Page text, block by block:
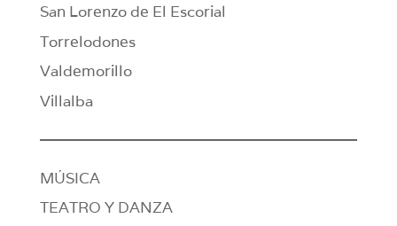
San Lorenzo de El Escorial
Torrelodones
Valdemorillo
Villalba
MÚSICA
TEATRO Y DANZA